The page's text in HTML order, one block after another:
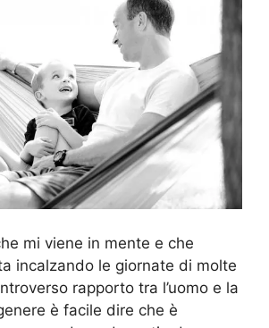
mi viene in mente e che
incalzando le giornate di molte
rapporto tra l’uomo e la
è facile dire che è